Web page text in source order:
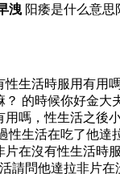
洩 阳痿是什么意
生活時服用有用
的時候你好金大
嗎，性生活之後
生活在吃了他達
在沒有性生活時
請問他達拉非片